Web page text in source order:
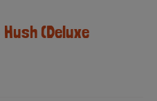
(Deluxe